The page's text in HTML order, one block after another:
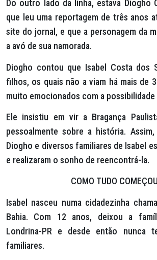
Do outro lado da linha, estava Diogho
que leu uma reportagem de três anos
site do jornal, e que a personagem da
a avó de sua namorada.
Diogho contou que Isabel Costa dos
filhos, os quais não a viam há mais de
muito emocionados com a possibilidade
Ele insistiu em vir a Bragança
pessoalmente sobre a história.
Diogho e diversos familiares de Isabel
e realizaram o sonho de reencontrá-la.
COMO TUDO COMEÇOU
Isabel nasceu numa cidadezinha
Bahia. Com 12 anos, deixou a
Londrina-PR e desde então nunca
familiares.